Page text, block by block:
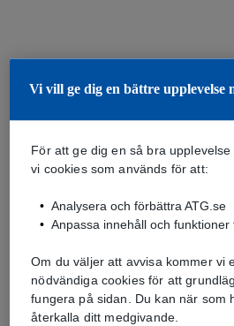
Vi vill ge dig en bättre upplevelse
För att ge dig en så bra
vi cookies som används för att:
Analysera och förbättra ATG.se
Anpassa innehåll och funktioner
Om du väljer att avvisa kommer vi
nödvändiga cookies för att
fungera på sidan. Du kan när som
återkalla ditt medgivande.